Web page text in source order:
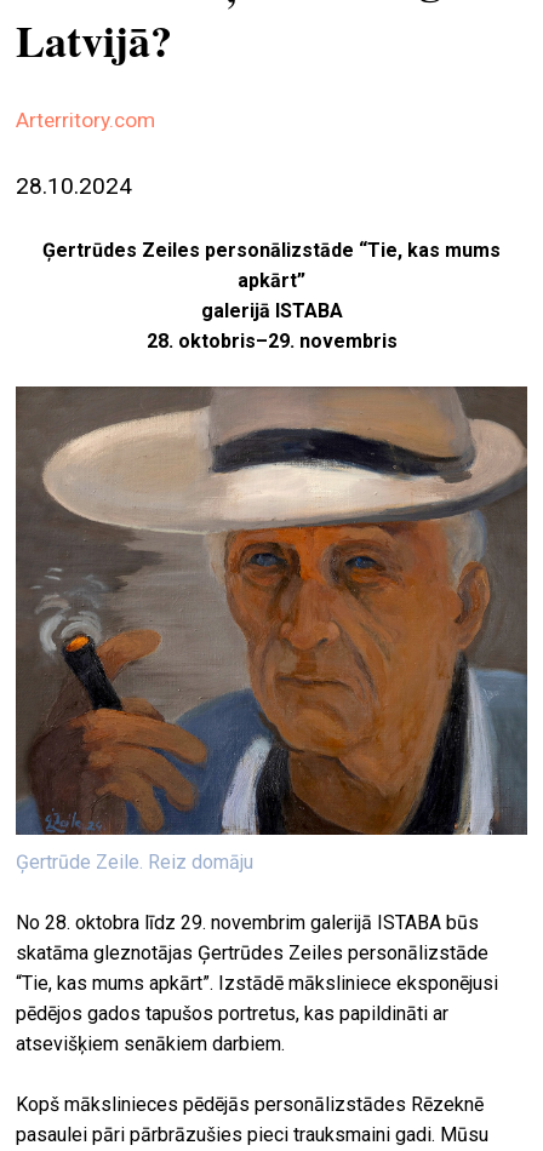
meklēt
Latvijā?
Arterritory.com
28.10.2024
Ģertrūdes Zeiles personālizstāde “Tie, kas mums
apkārt”
galerijā ISTABA
28. oktobris–29. novembris
Ģertrūde Zeile. Reiz domāju
No 28. oktobra līdz 29. novembrim galerijā ISTABA būs
skatāma gleznotājas Ģertrūdes Zeiles personālizstāde
“Tie, kas mums apkārt”. Izstādē māksliniece eksponējusi
pēdējos gados tapušos portretus, kas papildināti ar
atsevišķiem senākiem darbiem.
Kopš mākslinieces pēdējās personālizstādes Rēzeknē
pasaulei pāri pārbrāzušies pieci trauksmaini gadi. Mūsu